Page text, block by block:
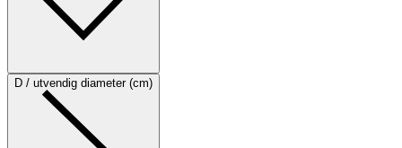
D / utvendig diameter (cm)